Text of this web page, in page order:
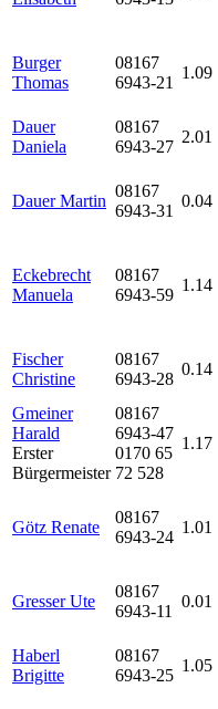
Burger
Thomas
08167
6943-21
1.09
Dauer
Daniela
08167
6943-27
2.01
Dauer Martin
08167
6943-31
0.04
Eckebrecht
Manuela
08167
6943-59
1.14
Fischer
Christine
08167
6943-28
0.14
Gmeiner
Harald
Erster
Bürgermeister
08167
6943-47
0170 65
72 528
1.17
Götz Renate
08167
6943-24
1.01
Gresser Ute
08167
6943-11
0.01
Haberl
Brigitte
08167
6943-25
1.05